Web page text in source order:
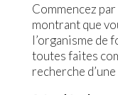
Commencez
montrant que
l’organisme de
toutes faites
recherche